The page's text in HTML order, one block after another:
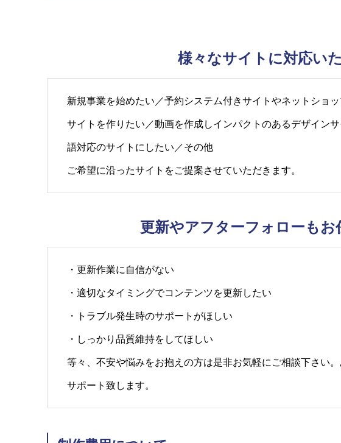
様々なサイトに対応い
新規事業を始めたい／予約システム付きサイトやネットショ
サイトを作りたい／動画を作成しインパクトのあるデザイン
語対応のサイトにしたい／その他
ご希望に沿ったサイトをご提案させていただきます。
更新やアフターフォローもお
・更新作業に自信がない
・適切なタイミングでコンテンツを更新したい
・トラブル発生時のサポートがほしい
・しっかり品質維持をしてほしい
等々、不安や悩みをお抱えの方は是非お気軽にご相談下さい
サポート致します。